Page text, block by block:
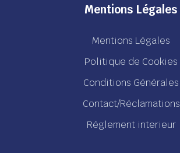
Mentions Légales
Mentions Légales
Politique de Cookies
Conditions Générales
Contact/Réclamations
Réglement interieur